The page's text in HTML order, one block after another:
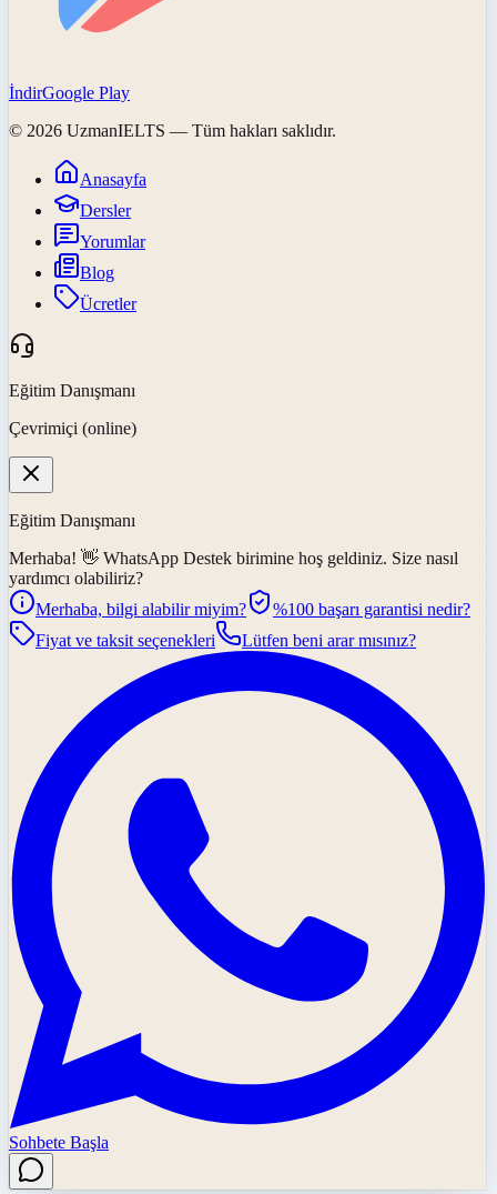
İndirGoogle Play
© 2026 UzmanIELTS — Tüm hakları saklıdır.
Anasayfa
Dersler
Yorumlar
Blog
Ücretler
Eğitim Danışmanı
Çevrimiçi (online)
Eğitim Danışmanı
Merhaba! 👋 WhatsApp Destek birimine hoş geldiniz. Size nasıl
yardımcı olabiliriz?
Merhaba, bilgi alabilir miyim?
%100 başarı garantisi nedir?
Fiyat ve taksit seçenekleri
Lütfen beni arar mısınız?
Sohbete Başla